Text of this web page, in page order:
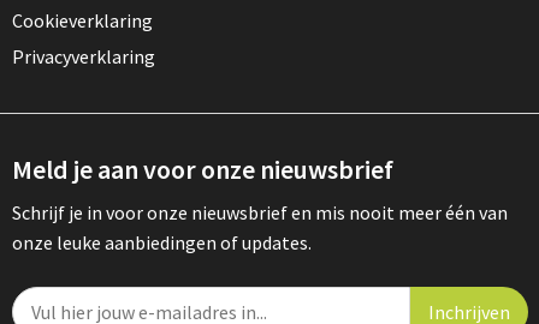
Cookieverklaring
Privacyverklaring
Meld je aan voor onze nieuwsbrief
Schrijf je in voor onze nieuwsbrief en mis nooit meer één van
onze leuke aanbiedingen of updates.